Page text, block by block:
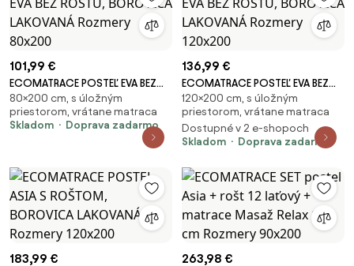
101,99 €
ECOMATRACE POSTEĽ EVA BEZ
ROŠTU, BOROVICA LAKOVANÁ
Rozmery 80x200
80×200 cm, s úložným
priestorom, vrátane matraca
Skladom
Doprava zadarmo
136,99 €
ECOMATRACE POSTEĽ EVA BEZ
ROŠTU, BOROVICA LAKOVANÁ
Rozmery 120x200
120×200 cm, s úložným
priestorom, vrátane matraca
Dostupné v 2 e-shopoch
Skladom
Doprava zadarmo
183,99 € 263,98 €